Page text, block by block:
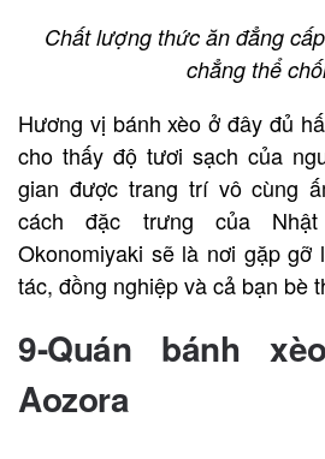
Chất lượng thức ăn đẳng
chẳng thể
Hương vị bánh xèo ở đây đủ
cho thấy độ tươi sạch của
gian được trang trí vô cùng
cách đặc trưng của
Okonomiyaki sẽ là nơi gặp gỡ
tác, đồng nghiệp và cả bạn bè
9-Quán bánh
Aozora